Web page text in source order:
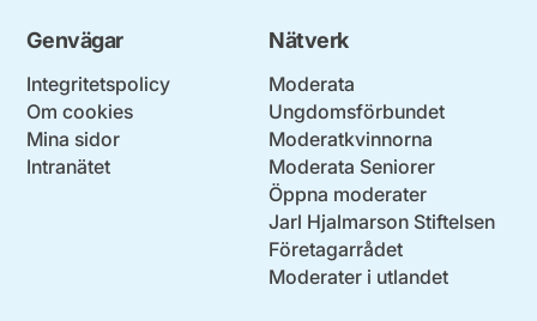
Genvägar
Integritetspolicy
Om cookies
Mina sidor
Intranätet
Nätverk
Moderata
Ungdomsförbundet
Moderatkvinnorna
Moderata Seniorer
Öppna moderater
Jarl Hjalmarson Stiftelsen
Företagarrådet
Moderater i utlandet